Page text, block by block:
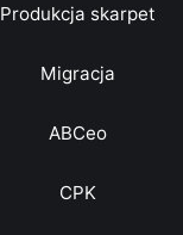
Produkcja skarpet
Migracja
ABCeo
CPK